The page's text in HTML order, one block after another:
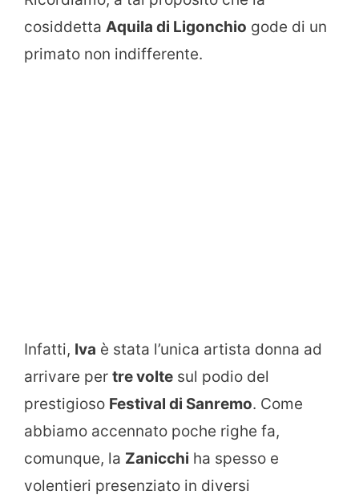
cosiddetta Aquila di Ligonchio gode di un
primato non indifferente.
Infatti, Iva è stata l’unica artista donna ad
arrivare per tre volte sul podio del
prestigioso Festival di Sanremo. Come
abbiamo accennato poche righe fa,
comunque, la Zanicchi ha spesso e
volentieri presenziato in diversi